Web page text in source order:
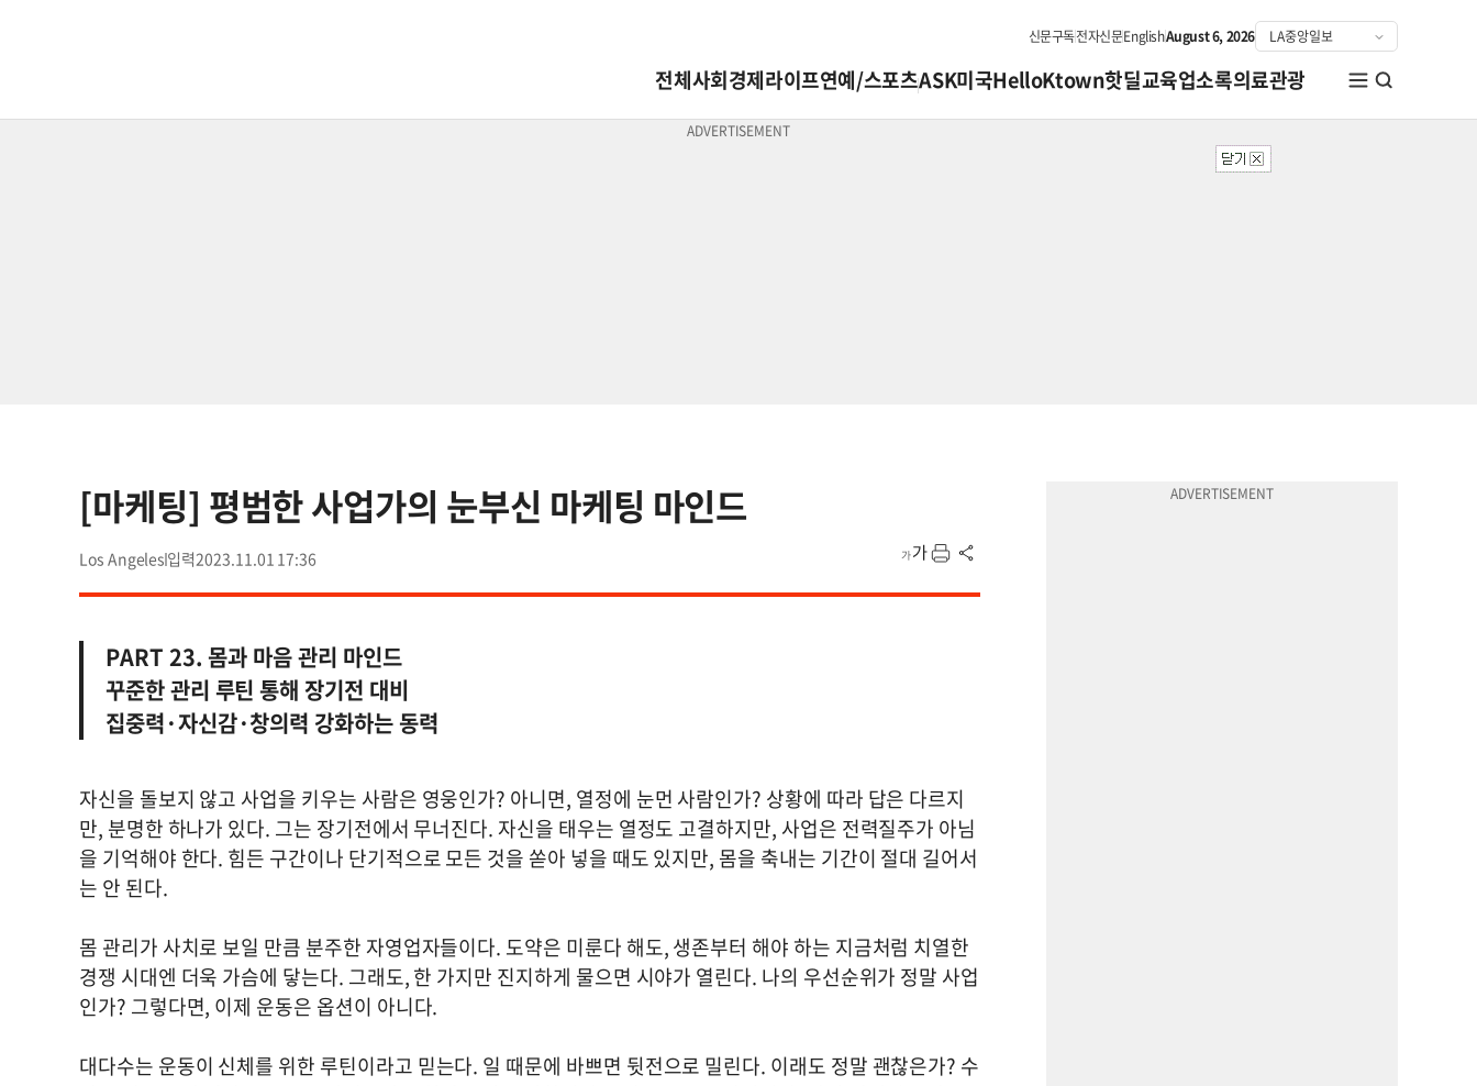
신문구독전자신문EnglishAugust 6, 2026
전체사회경제라이프연예/스포츠ASK미국HelloKtown핫딜교육업소록의료관광
[마케팅] 평범한 사업가의 눈부신 마케팅 마인드
Los Angeles 2023.11.01 17:36
PART 23. 몸과 마음 관리 마인드
꾸준한 관리 루틴 통해 장기전 대비
집중력·자신감·창의력 강화하는 동력
자신을 돌보지 않고 사업을 키우는 사람은 영웅인가? 아니면, 열정에 눈먼 사람인가? 상황에 따라 답은 다르지
만, 분명한 하나가 있다. 그는 장기전에서 무너진다. 자신을 태우는 열정도 고결하지만, 사업은 전력질주가 아님
을 기억해야 한다. 힘든 구간이나 단기적으로 모든 것을 쏟아 넣을 때도 있지만, 몸을 축내는 기간이 절대 길어서
는 안 된다.
몸 관리가 사치로 보일 만큼 분주한 자영업자들이다. 도약은 미룬다 해도, 생존부터 해야 하는 지금처럼 치열한
경쟁 시대엔 더욱 가슴에 닿는다. 그래도, 한 가지만 진지하게 물으면 시야가 열린다. 나의 우선순위가 정말 사업
인가? 그렇다면, 이제 운동은 옵션이 아니다.
대다수는 운동이 신체를 위한 루틴이라고 믿는다. 일 때문에 바쁘면 뒷전으로 밀린다. 이래도 정말 괜찮은가? 수